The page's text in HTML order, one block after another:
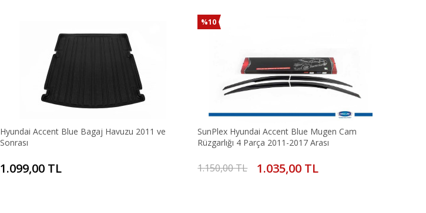
Hyundai Accent Blue Bagaj Havuzu 2011 ve
Sonrası
1.099,00 TL
%10
SunPlex Hyundai Accent Blue Mugen Cam
Rüzgarlığı 4 Parça 2011-2017 Arası
1.150,00 TL 1.035,00 TL